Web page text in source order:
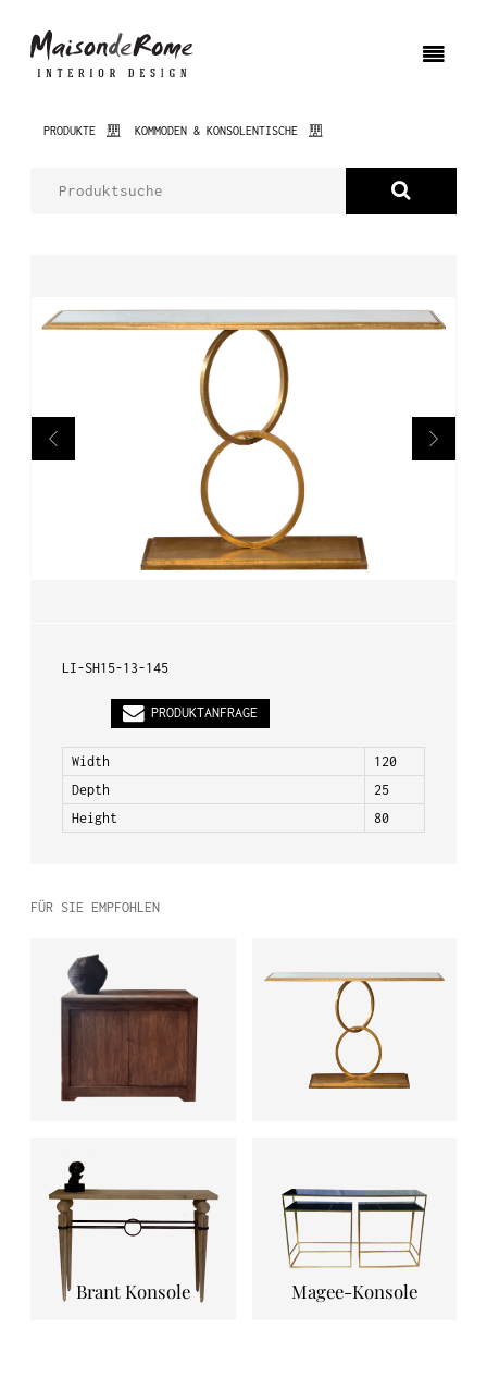
INNENARCHITEKTUR
REALISIERUNGEN
AKTUELLES
DE
PRODUKTE KOMMODEN & KONSOLENTISCHE
LI-SH15-13-145
PRODUKTANFRAGE
Width
120
Depth
25
Height
80
FÜR SIE EMPFOHLEN
Brant Konsole Magee-Konsole